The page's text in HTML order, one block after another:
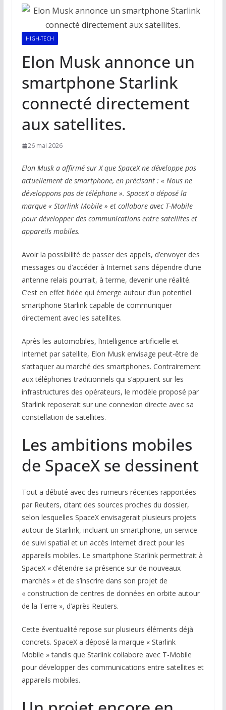
HIGH-TECH
Elon Musk annonce un
smartphone Starlink
connecté directement
aux satellites.
26 mai 2026
Elon Musk a affirmé sur X que SpaceX ne développe pas
actuellement de smartphone, en précisant : « Nous ne
développons pas de téléphone ». SpaceX a déposé la
marque « Starlink Mobile » et collabore avec T-Mobile
pour développer des communications entre satellites et
appareils mobiles.
Avoir la possibilité de passer des appels, d’envoyer des
messages ou d’accéder à Internet sans dépendre d’une
antenne relais pourrait, à terme, devenir une réalité.
C’est en effet l’idée qui émerge autour d’un potentiel
smartphone Starlink capable de communiquer
directement avec les satellites.
Après les automobiles, l’intelligence artificielle et
Internet par satellite, Elon Musk envisage peut-être de
s’attaquer au marché des smartphones. Contrairement
aux téléphones traditionnels qui s’appuient sur les
infrastructures des opérateurs, le modèle proposé par
Starlink reposerait sur une connexion directe avec sa
constellation de satellites.
Les ambitions mobiles
de SpaceX se dessinent
Tout a débuté avec des rumeurs récentes rapportées
par Reuters, citant des sources proches du dossier,
selon lesquelles SpaceX envisagerait plusieurs projets
autour de Starlink, incluant un smartphone, un service
de suivi spatial et un accès Internet direct pour les
appareils mobiles. Le smartphone Starlink permettrait à
SpaceX « d’étendre sa présence sur de nouveaux
marchés » et de s’inscrire dans son projet de
« construction de centres de données en orbite autour
de la Terre », d’après Reuters.
Cette éventualité repose sur plusieurs éléments déjà
concrets. SpaceX a déposé la marque « Starlink
Mobile » tandis que Starlink collabore avec T-Mobile
pour développer des communications entre satellites et
appareils mobiles.